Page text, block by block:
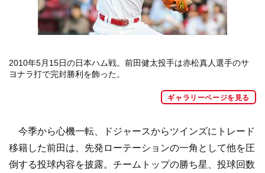
2010年5月15日の日本ハム戦。前田健太投手は赤松真人選手のサ
ヨナラ打で完封勝利を飾った。
ギャラリーページを見る
今季から心機一転、ドジャースからツインズにトレード
移籍した前田は、先発ローテーションの一角として他を圧
倒する投球内容を披露。チームトップの勝ち星、投球回数